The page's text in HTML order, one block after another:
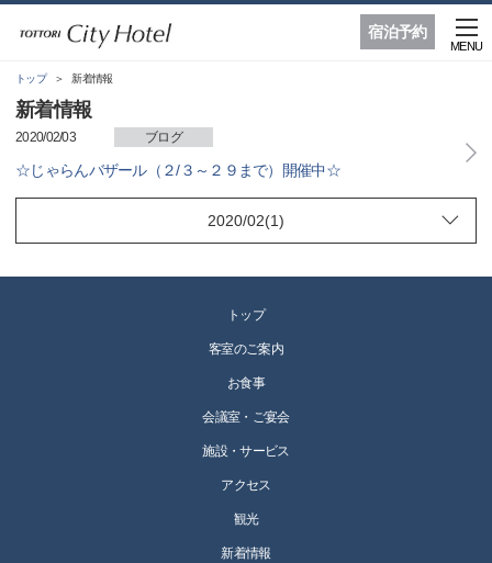
宿泊予約
MENU
トップ 新着情報
新着情報
2020/02/03 ブログ
☆じゃらんバザール（２/３～２９まで）開催中☆
トップ
客室のご案内
お食事
会議室・ご宴会
施設・サービス
アクセス
観光
新着情報